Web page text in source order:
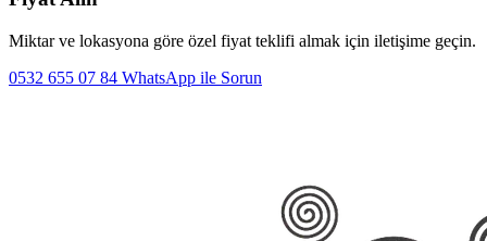
Miktar ve lokasyona göre özel fiyat teklifi almak için iletişime geçin.
0532 655 07 84 WhatsApp ile Sorun